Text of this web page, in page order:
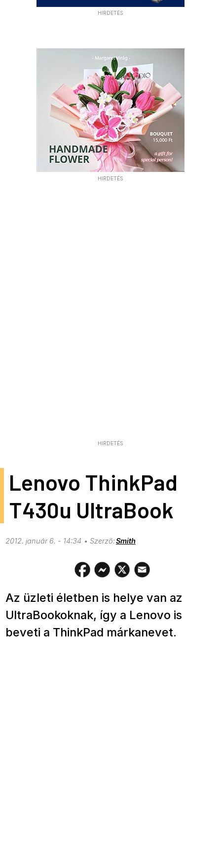
HIRDETÉS
HIRDETÉS
HIRDETÉS
Lenovo ThinkPad
T430u UltraBook
2012. január 6. - 14:34 Smith
Az üzleti életben is helye van az
UltraBookoknak, így a Lenovo is
beveti a ThinkPad márkanevet.